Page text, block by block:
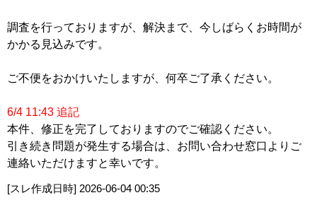
調査を行っておりますが、解決まで、今しばらくお時間が
かかる見込みです。
ご不便をおかけいたしますが、何卒ご了承ください。
6/4 11:43 追記
本件、修正を完了しておりますのでご確認ください。
引き続き問題が発生する場合は、お問い合わせ窓口よりご
連絡いただけますと幸いです。
[スレ作成日時] 2026-06-04 00:35